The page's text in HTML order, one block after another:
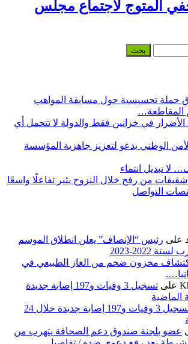
المتوج لاجتماع مجلس
حملة تحسيسية حول مسابقة المواهب
المقاطعة…
الأضرار في خزانين فقط والدولة لا تتحمل أي
للأمن الوطني يدعو لتعزيز جاهزية المؤسسة
لا تبديل انتماء
شقيقات من رفح خلال النزوح يثير تفاعلًا واسعًا
التواصل
على رئيس “الإنصاف” يعلن انطلاق الموسم
2022-2023
مخزون ضخم من الغاز الطبيعي في
على
تسجيل 3 وفيات و197 إصابة جديدة
تسجيل 3 وفيات و197 إصابة جديدة خلال 24
عضو بلجنة صندوق دعم الصحافة يتهرب من